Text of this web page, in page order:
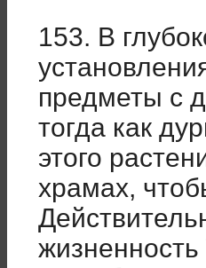
153. В
предметы с
тогда как
этого
храмах,